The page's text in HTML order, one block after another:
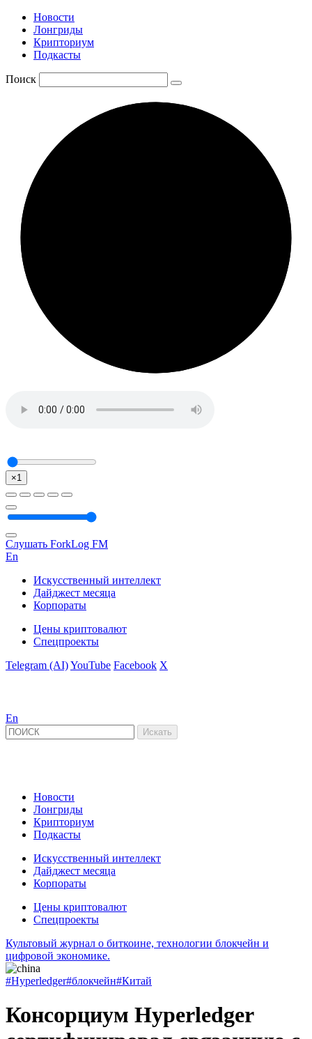
Новости
Лонгриды
Крипториум
Подкасты
Поиск
×1
Слушать ForkLog FM
En
Искусственный интеллект
Дайджест месяца
Корпораты
Цены криптовалют
Спецпроекты
Telegram (AI)YouTube Facebook X
En
Новости
Лонгриды
Крипториум
Подкасты
Искусственный интеллект
Дайджест месяца
Корпораты
Цены криптовалют
Спецпроекты
Культовый журнал о биткоине, технологии блокчейн и
цифровой экономике.
#Hyperledger#блокчейн#Китай
Консорциум Hyperledger